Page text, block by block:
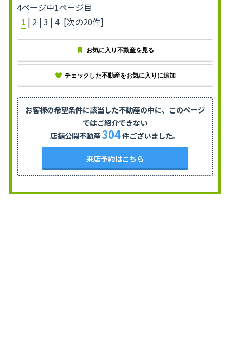
4ページ中1ページ目
1 | 2 | 3 | 4 [次の20件]
お気に入り不動産を見る
チェックした不動産をお気に入りに追加
お客様の希望条件に該当した不動産の中に、 このページ
ではご紹介できない
店舗公開不動産304件ございました。
来店予約はこちら